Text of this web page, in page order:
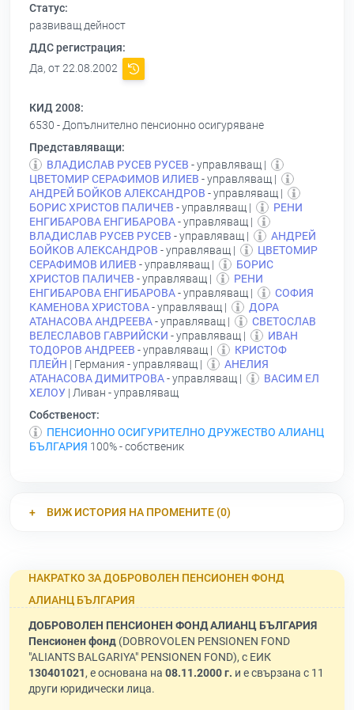
Статус:
развиващ дейност
ДДС регистрация:
Да, от 22.08.2002
КИД 2008:
6530 - Допълнително пенсионно осигуряване
Представляващи:
ВЛАДИСЛАВ РУСЕВ РУСЕВ - управляващ |
ЦВЕТОМИР СЕРАФИМОВ ИЛИЕВ - управляващ |
АНДРЕЙ БОЙКОВ АЛЕКСАНДРОВ - управляващ |
БОРИС ХРИСТОВ ПАЛИЧЕВ - управляващ |
РЕНИ
ЕНГИБАРОВА ЕНГИБАРОВА- управляващ |
ВЛАДИСЛАВ РУСЕВ РУСЕВ - управляващ |
АНДРЕЙ
БОЙКОВ АЛЕКСАНДРОВ - управляващ |
ЦВЕТОМИР
СЕРАФИМОВ ИЛИЕВ - управляващ |
БОРИС
ХРИСТОВ ПАЛИЧЕВ - управляващ |
РЕНИ
ЕНГИБАРОВА ЕНГИБАРОВА- управляващ |
СОФИЯ
КАМЕНОВА ХРИСТОВА- управляващ |
ДОРА
АТАНАСОВА АНДРЕЕВА- управляващ |
СВЕТОСЛАВ
ВЕЛЕСЛАВОВ ГАВРИЙСКИ - управляващ |
ИВАН
ТОДОРОВ АНДРЕЕВ - управляващ |
КРИСТОФ
ПЛЕЙН | Германия - управляващ |
АНЕЛИЯ
АТАНАСОВА ДИМИТРОВА- управляващ |
ВАСИМ ЕЛ
ХЕЛОУ | Ливан - управляващ
Собственост:
ПЕНСИОННО ОСИГУРИТЕЛНО ДРУЖЕСТВО АЛИАНЦ
БЪЛГАРИЯ 100% - собственик
ВИЖ ИСТОРИЯ НА ПРОМЕНИТЕ (0)
НАКРАТКО ЗА ДОБРОВОЛЕН ПЕНСИОНЕН ФОНД
АЛИАНЦ БЪЛГАРИЯ
ДОБРОВОЛЕН ПЕНСИОНЕН ФОНД АЛИАНЦ БЪЛГАРИЯ
Пенсионен фонд (DOBROVOLEN PENSIONEN FOND
"ALIANTS BALGARIYA" PENSIONEN FOND), с ЕИК
130401021, е основана на 08.11.2000 г. и е свързана с 11
други юридически лица.